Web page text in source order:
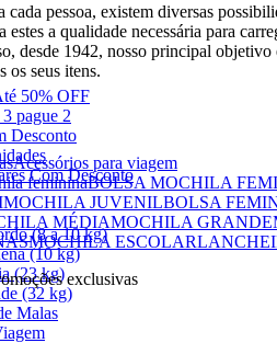
50% OFF
pague 2
Desconto
Com Desconto
(8 a 10 kg)
(10 kg)
(23 kg)
(32 kg)
Malas
pessoa, existem diversas
a qualidade necessária para
desde 1942, nosso principal
os seus itens.
Acessórios para viagem
femininaBOLSA MOCHILA
MOCHILA JUVENILBOLSA
MÉDIAMOCHILA GRANDE
MOCHILA ESCOLAR
exclusivas